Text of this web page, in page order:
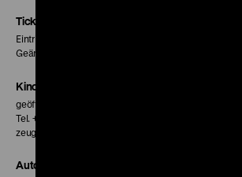
Tickets
Eintritt 5 €
Geänderte Preise sind im Programm vermerkt.
Kinokasse
geöffnet 30 Minuten vor Beginn der ersten Vorstellung
Tel. + 49 30 20304-770
zeughauskino@dhm.de
Autor*innen